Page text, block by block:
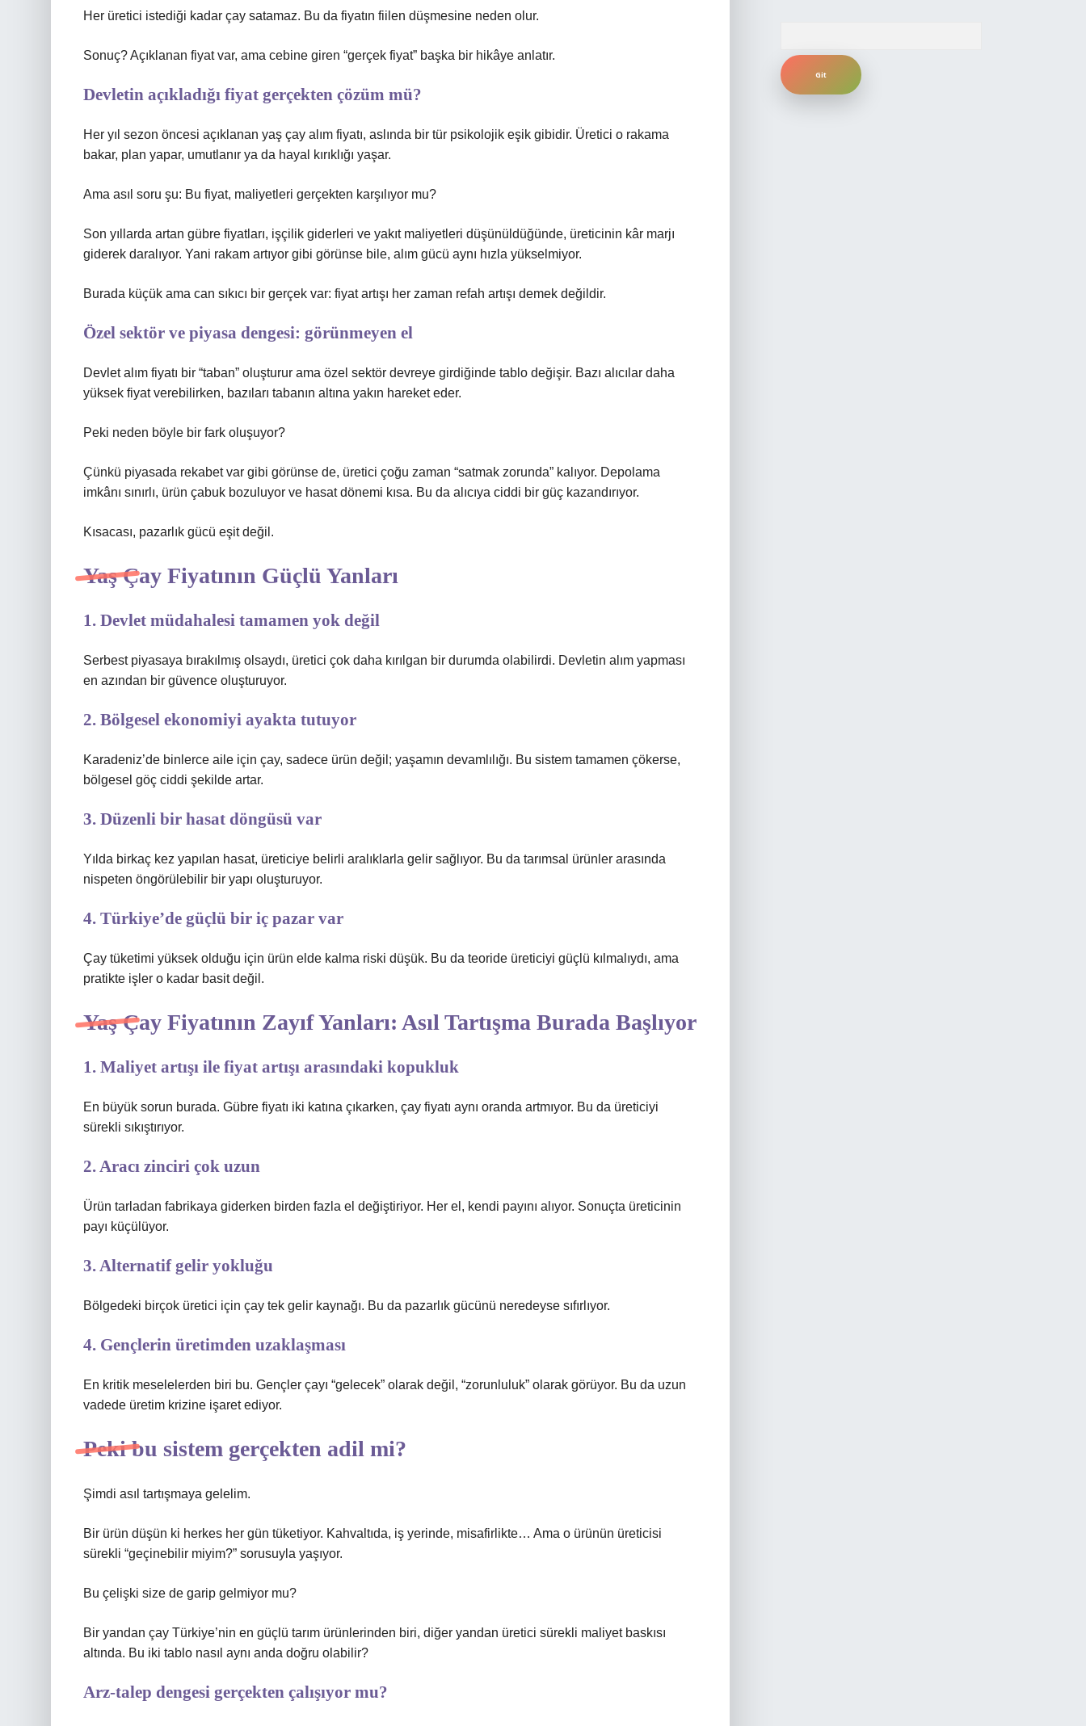
Her üretici istediği kadar çay satamaz. Bu da fiyatın fiilen düşmesine neden olur.
Sonuç? Açıklanan fiyat var, ama cebine giren “gerçek fiyat” başka bir hikâye anlatır.
Devletin açıkladığı fiyat gerçekten çözüm mü?
Her yıl sezon öncesi açıklanan yaş çay alım fiyatı, aslında bir tür psikolojik eşik gibidir. Üretici o rakama
bakar, plan yapar, umutlanır ya da hayal kırıklığı yaşar.
Ama asıl soru şu: Bu fiyat, maliyetleri gerçekten karşılıyor mu?
Son yıllarda artan gübre fiyatları, işçilik giderleri ve yakıt maliyetleri düşünüldüğünde, üreticinin kâr marjı
giderek daralıyor. Yani rakam artıyor gibi görünse bile, alım gücü aynı hızla yükselmiyor.
Burada küçük ama can sıkıcı bir gerçek var: fiyat artışı her zaman refah artışı demek değildir.
Özel sektör ve piyasa dengesi: görünmeyen el
Devlet alım fiyatı bir “taban” oluşturur ama özel sektör devreye girdiğinde tablo değişir. Bazı alıcılar daha
yüksek fiyat verebilirken, bazıları tabanın altına yakın hareket eder.
Peki neden böyle bir fark oluşuyor?
Çünkü piyasada rekabet var gibi görünse de, üretici çoğu zaman “satmak zorunda” kalıyor. Depolama
imkânı sınırlı, ürün çabuk bozuluyor ve hasat dönemi kısa. Bu da alıcıya ciddi bir güç kazandırıyor.
Kısacası, pazarlık gücü eşit değil.
Yaş Çay Fiyatının Güçlü Yanları
1. Devlet müdahalesi tamamen yok değil
Serbest piyasaya bırakılmış olsaydı, üretici çok daha kırılgan bir durumda olabilirdi. Devletin alım yapması
en azından bir güvence oluşturuyor.
2. Bölgesel ekonomiyi ayakta tutuyor
Karadeniz’de binlerce aile için çay, sadece ürün değil; yaşamın devamlılığı. Bu sistem tamamen çökerse,
bölgesel göç ciddi şekilde artar.
3. Düzenli bir hasat döngüsü var
Yılda birkaç kez yapılan hasat, üreticiye belirli aralıklarla gelir sağlıyor. Bu da tarımsal ürünler arasında
nispeten öngörülebilir bir yapı oluşturuyor.
4. Türkiye’de güçlü bir iç pazar var
Çay tüketimi yüksek olduğu için ürün elde kalma riski düşük. Bu da teoride üreticiyi güçlü kılmalıydı, ama
pratikte işler o kadar basit değil.
Yaş Çay Fiyatının Zayıf Yanları: Asıl Tartışma Burada Başlıyor
1. Maliyet artışı ile fiyat artışı arasındaki kopukluk
En büyük sorun burada. Gübre fiyatı iki katına çıkarken, çay fiyatı aynı oranda artmıyor. Bu da üreticiyi
sürekli sıkıştırıyor.
2. Aracı zinciri çok uzun
Ürün tarladan fabrikaya giderken birden fazla el değiştiriyor. Her el, kendi payını alıyor. Sonuçta üreticinin
payı küçülüyor.
3. Alternatif gelir yokluğu
Bölgedeki birçok üretici için çay tek gelir kaynağı. Bu da pazarlık gücünü neredeyse sıfırlıyor.
4. Gençlerin üretimden uzaklaşması
En kritik meselelerden biri bu. Gençler çayı “gelecek” olarak değil, “zorunluluk” olarak görüyor. Bu da uzun
vadede üretim krizine işaret ediyor.
Peki bu sistem gerçekten adil mi?
Şimdi asıl tartışmaya gelelim.
Bir ürün düşün ki herkes her gün tüketiyor. Kahvaltıda, iş yerinde, misafirlikte… Ama o ürünün üreticisi
sürekli “geçinebilir miyim?” sorusuyla yaşıyor.
Bu çelişki size de garip gelmiyor mu?
Bir yandan çay Türkiye’nin en güçlü tarım ürünlerinden biri, diğer yandan üretici sürekli maliyet baskısı
altında. Bu iki tablo nasıl aynı anda doğru olabilir?
Arz-talep dengesi gerçekten çalışıyor mu?